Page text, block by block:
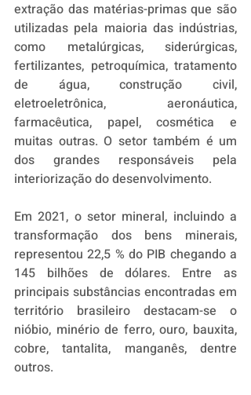
extração das matérias-primas que são
utilizadas pela maioria das indústrias,
como metalúrgicas, siderúrgicas,
fertilizantes, petroquímica, tratamento
de água, construção civil,
eletroeletrônica, aeronáutica,
farmacêutica, papel, cosmética e
muitas outras. O setor também é um
dos grandes responsáveis pela
interiorização do desenvolvimento.
Em 2021, o setor mineral, incluindo a
transformação dos bens minerais,
representou 22,5 % do PIB chegando a
145 bilhões de dólares. Entre as
principais substâncias encontradas em
território brasileiro destacam-se o
nióbio, minério de ferro, ouro, bauxita,
cobre, tantalita, manganês, dentre
outros.